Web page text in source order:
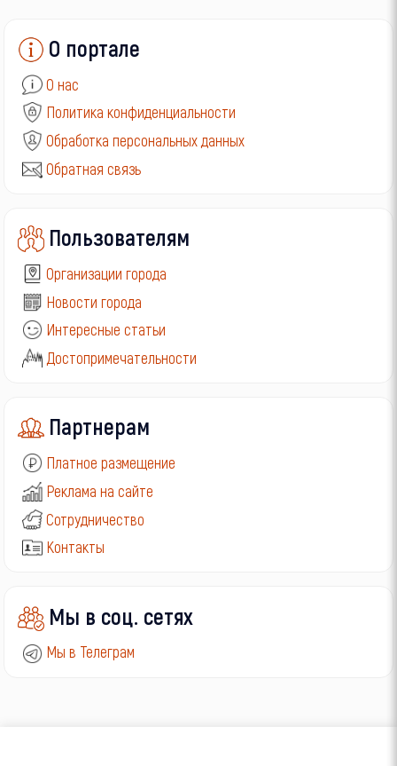
О портале
О нас
Политика конфиденциальности
Обработка персональных данных
Обратная связь
Пользователям
Организации города
Новости города
Интересные статьи
Достопримечательности
Партнерам
Платное размещение
Реклама на сайте
Сотрудничество
Контакты
Мы в соц. сетях
Мы в Телеграм